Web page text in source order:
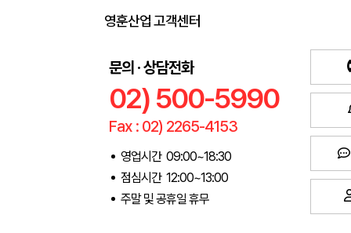
영훈산업 고객센터
문의 · 상담전화
02) 500-5990
Fax : 02) 2265-4153
영업시간 09:00~18:30
점심시간 12:00~13:00
주말 및 공휴일 휴무